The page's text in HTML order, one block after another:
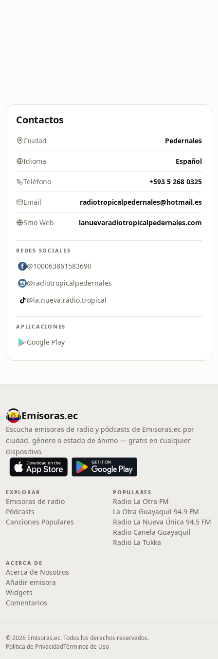
Contactos
Ciudad Pedernales
Idioma Español
Teléfono +593 5 268 0325
Email radiotropicalpedernales@hotmail.es
Sitio Web lanuevaradiotropicalpedernales.com
REDES SOCIALES
@100063861583690
@radiotropicalpedernales
@la.nueva.radio.tropical
APLICACIONES
Google Play
Emisoras.ec
Escucha emisoras de radio y pódcasts de Emisoras.ec por
ciudad, género o estado de ánimo — gratis en cualquier
dispositivo.
EXPLORAR
Emisoras de radio
Pódcasts
Canciones Populares
POPULARES
Radio La Otra FM
La Otra Guayaquil 94.9 FM
Radio La Nueva Única 94.5 FM
Radio Canela Guayaquil
Radio La Tukka
ACERCA DE
Acerca de Nosotros
Añadir emisora
Widgets
Comentarios
© 2026 Emisoras.ec. Todos los derechos reservados.
Política de PrivacidadTérminos de Uso